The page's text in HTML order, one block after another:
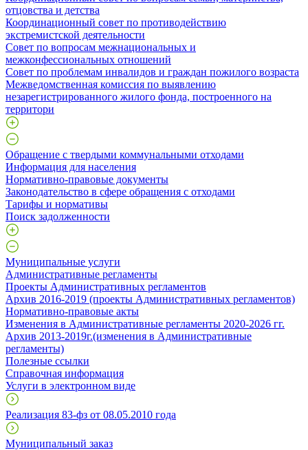
отцовства и детства
Координационный совет по противодействию
экстремистской деятельности
Совет по вопросам межнациональных и
межконфессиональных отношений
Совет по проблемам инвалидов и граждан пожилого возраста
Межведомственная комиссия по выявлению
незарегистрированного жилого фонда, построенного на
территори
Обращение с твердыми коммунальными отходами
Информация для населения
Нормативно-правовые документы
Законодательство в сфере обращения с отходами
Тарифы и нормативы
Поиск задолженности
Муниципальные услуги
Административные регламенты
Проекты Административных регламентов
Архив 2016-2019 (проекты Административных регламентов)
Нормативно-правовые акты
Изменения в Административные регламенты 2020-2026 гг.
Архив 2013-2019г.(изменения в Административные
регламенты)
Полезные ссылки
Справочная информация
Услуги в электронном виде
Реализация 83-фз от 08.05.2010 года
Муниципальный заказ